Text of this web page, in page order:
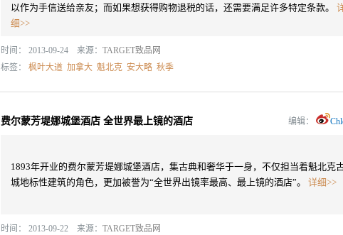
以作为手信送给亲友；而如果想获得购物退税的话，还需要满足许多特定条款。
细>>
时间： 2013-09-24 来源： TARGET致品网
标签： 枫叶大道 加拿大 魁北克 安大略 秋季
费尔蒙芳堤娜城堡酒店 全世界最上镜的酒店 编辑：
1893年开业的费尔蒙芳堤娜城堡酒店，集古典和奢华于一身，不仅担当着魁北克
城地标性建筑的角色，更加被誉为“全世界出镜率最高、最上镜的酒店”。 详细>>
时间： 2013-09-22 来源： TARGET致品网